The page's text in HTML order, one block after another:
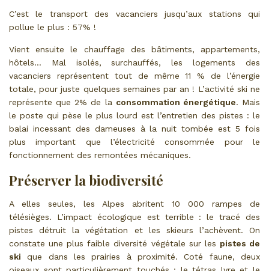
C’est le transport des vacanciers jusqu’aux stations qui
pollue le plus : 57% !
Vient ensuite le chauffage des bâtiments, appartements,
hôtels… Mal isolés, surchauffés, les logements des
vacanciers représentent tout de même 11 % de l’énergie
totale, pour juste quelques semaines par an ! L’activité ski ne
représente que 2% de la consommation énergétique. Mais
le poste qui pèse le plus lourd est l’entretien des pistes : le
balai incessant des dameuses à la nuit tombée est 5 fois
plus important que l’électricité consommée pour le
fonctionnement des remontées mécaniques.
Préserver la biodiversité
A elles seules, les Alpes abritent 10 000 rampes de
télésièges. L’impact écologique est terrible : le tracé des
pistes détruit la végétation et les skieurs l’achèvent. On
constate une plus faible diversité végétale sur les pistes de
ski que dans les prairies à proximité. Coté faune, deux